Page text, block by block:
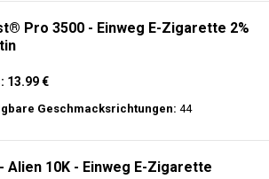
Pro 3500 - Einweg E-Zigarette 2%
13.99 €
Geschmacksrichtungen: 44
Alien 10K - Einweg E-Zigarette